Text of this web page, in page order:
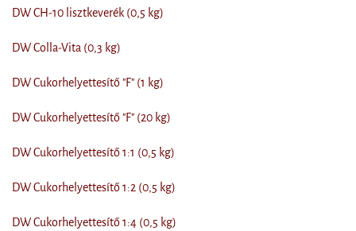
DW CH-10 lisztkeverék (0,5 kg)
DW Colla-Vita (0,3 kg)
DW Cukorhelyettesítő "F" (1 kg)
DW Cukorhelyettesítő "F" (20 kg)
DW Cukorhelyettesítő 1:1 (0,5 kg)
DW Cukorhelyettesítő 1:2 (0,5 kg)
DW Cukorhelyettesítő 1:4 (0,5 kg)